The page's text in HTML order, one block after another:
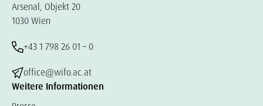
Arsenal, Objekt 20
1030 Wien
+43 1 798 26 01 – 0
office@wifo.ac.at
Weitere Informationen